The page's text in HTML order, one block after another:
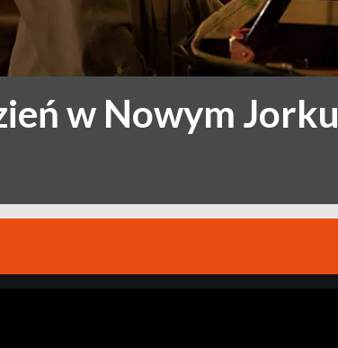
w Nowym Jorku